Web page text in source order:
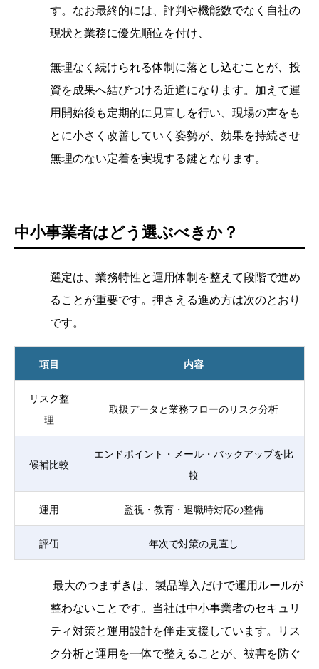
す。なお最終的には、評判や機能数でなく自社の
現状と業務に優先順位を付け、
無理なく続けられる体制に落とし込むことが、投
資を成果へ結びつける近道になります。加えて運
用開始後も定期的に見直しを行い、現場の声をも
とに小さく改善していく姿勢が、効果を持続させ
無理のない定着を実現する鍵となります。
中小事業者はどう選ぶべきか？
選定は、業務特性と運用体制を整えて段階で進め
ることが重要です。押さえる進め方は次のとおり
です。
項目 内容
リスク整
理
取扱データと業務フローのリスク分析
候補比較
エンドポイント・メール・バックアップを比
較
運用 監視・教育・退職時対応の整備
評価 年次で対策の見直し
最大のつまずきは、製品導入だけで運用ルールが
整わないことです。当社は中小事業者のセキュリ
ティ対策と運用設計を伴走支援しています。リス
ク分析と運用を一体で整えることが、被害を防ぐ